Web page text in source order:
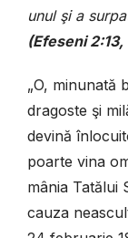
unul şi a
(Efeseni 2:13,
„O, minunată
dragoste şi
devină
poarte vina
mânia Tatălui
cauza